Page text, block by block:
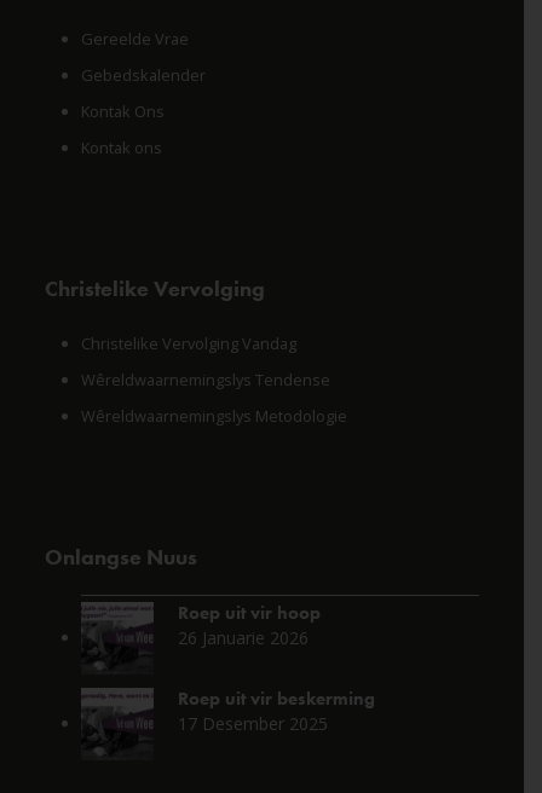
Gereelde Vrae
Gebedskalender
Kontak Ons
Kontak ons
Christelike Vervolging
Christelike Vervolging Vandag
Wêreldwaarnemingslys Tendense
Wêreldwaarnemingslys Metodologie
Onlangse Nuus
Roep uit vir hoop
26 Januarie 2026
Roep uit vir beskerming
17 Desember 2025